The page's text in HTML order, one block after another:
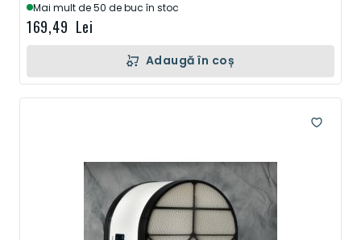
Mai mult de 50 de buc în stoc
169,49 Lei
Adaugă în coș